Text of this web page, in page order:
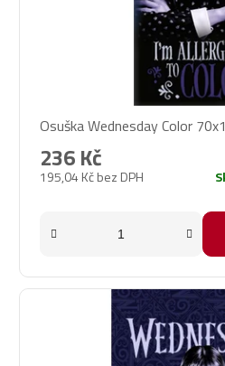
Osuška Wednesday Color
195,04 Kč bez DPH
236 Kč